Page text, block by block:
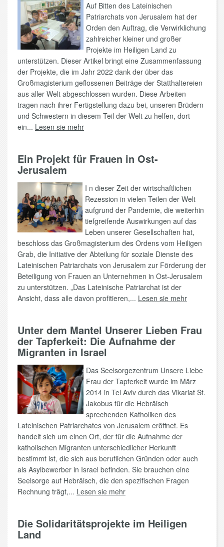
Auf Bitten des Lateinischen
Patriarchats von Jerusalem hat der
Orden den Auftrag, die Verwirklichung
zahlreicher kleiner und großer
Projekte im Heiligen Land zu
unterstützen. Dieser Artikel bringt eine Zusammenfassung
der Projekte, die im Jahr 2022 dank der über das
Großmagisterium geflossenen Beiträge der Statthaltereien
aus aller Welt abgeschlossen wurden. Diese Arbeiten
tragen nach ihrer Fertigstellung dazu bei, unseren Brüdern
und Schwestern in diesem Teil der Welt zu helfen, dort
ein... Lesen sie mehr
Ein Projekt für Frauen in Ost-
Jerusalem
I n dieser Zeit der wirtschaftlichen
Rezession in vielen Teilen der Welt
aufgrund der Pandemie, die weiterhin
tiefgreifende Auswirkungen auf das
Leben unserer Gesellschaften hat,
beschloss das Großmagisterium des Ordens vom Heiligen
Grab, die Initiative der Abteilung für soziale Dienste des
Lateinischen Patriarchats von Jerusalem zur Förderung der
Beteiligung von Frauen an Unternehmen in Ost-Jerusalem
zu unterstützen. „Das Lateinische Patriarchat ist der
Ansicht, dass alle davon profitieren,... Lesen sie mehr
Unter dem Mantel Unserer Lieben Frau
der Tapferkeit: Die Aufnahme der
Migranten in Israel
Das Seelsorgezentrum Unsere Liebe
Frau der Tapferkeit wurde im März
2014 in Tel Aviv durch das Vikariat St.
Jakobus für die Hebräisch
sprechenden Katholiken des
Lateinischen Patriarchates von Jerusalem eröffnet. Es
handelt sich um einen Ort, der für die Aufnahme der
katholischen Migranten unterschiedlicher Herkunft
bestimmt ist, die sich aus beruflichen Gründen oder auch
als Asylbewerber in Israel befinden. Sie brauchen eine
Seelsorge auf Hebräisch, die den spezifischen Fragen
Rechnung trägt,... Lesen sie mehr
Die Solidaritätsprojekte im Heiligen
Land